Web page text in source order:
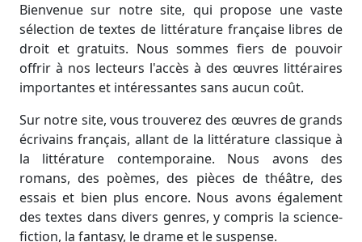
Bienvenue sur notre site, qui propose une vaste
sélection de textes de littérature française libres de
droit et gratuits. Nous sommes fiers de pouvoir
offrir à nos lecteurs l'accès à des œuvres littéraires
importantes et intéressantes sans aucun coût.
Sur notre site, vous trouverez des œuvres de grands
écrivains français, allant de la littérature classique à
la littérature contemporaine. Nous avons des
romans, des poèmes, des pièces de théâtre, des
essais et bien plus encore. Nous avons également
des textes dans divers genres, y compris la science-
fiction, la fantasy, le drame et le suspense.